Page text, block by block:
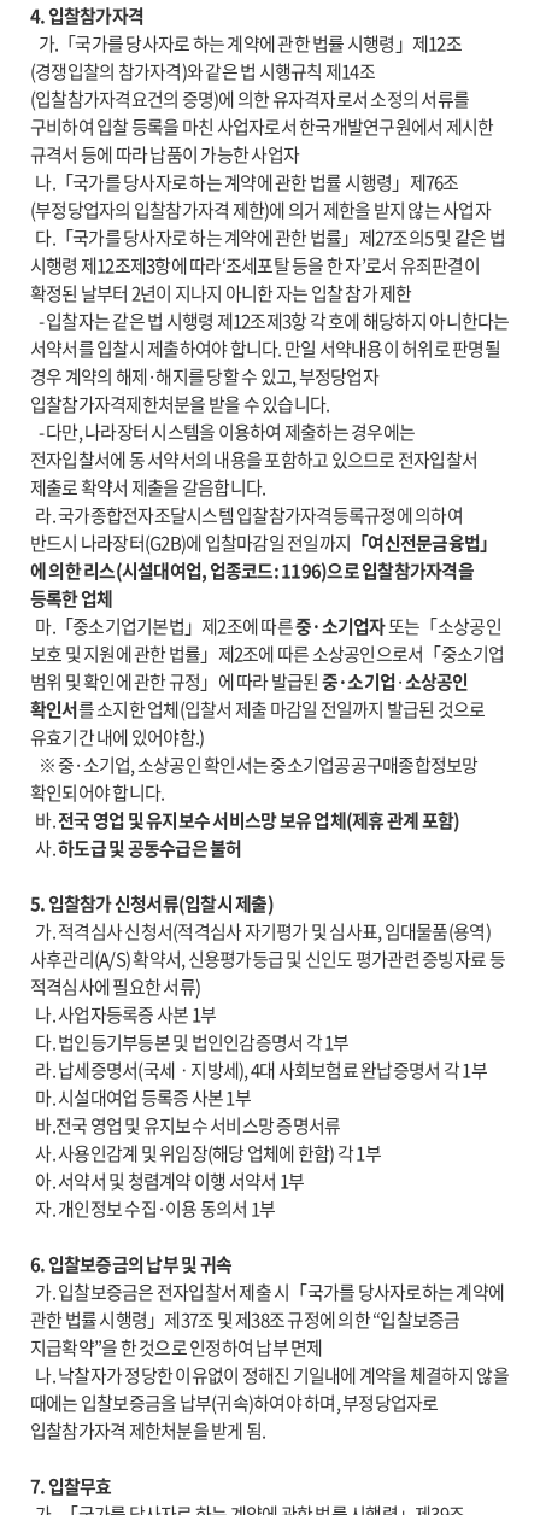
4. 입찰참가자격
가.「국가를 당사자로 하는 계약에 관한 법률 시행령」제12조
(경쟁입찰의 참가자격)와 같은 법 시행규칙 제14조
(입찰참가자격요건의 증명)에 의한 유자격자로서 소정의 서류를
구비하여 입찰 등록을 마친 사업자로서 한국개발연구원에서 제시한
규격서 등에 따라 납품이 가능한 사업자
나.「국가를 당사자로 하는 계약에 관한 법률 시행령」제76조
(부정당업자의 입찰참가자격 제한)에 의거 제한을 받지 않는 사업자
다.「국가를 당사자로 하는 계약에 관한 법률」제27조의5 및 같은 법
시행령 제12조제3항에 따라‘조세포탈 등을 한 자’로서 유죄판결이
확정된 날부터 2년이 지나지 아니한 자는 입찰 참가 제한
- 입찰자는 같은 법 시행령 제12조제3항 각 호에 해당하지 아니한다는
서약서를 입찰시 제출하여야 합니다. 만일 서약내용이 허위로 판명될
경우 계약의 해제·해지를 당할 수 있고, 부정당업자
입찰참가자격제한처분을 받을 수 있습니다.
- 다만, 나라장터 시스템을 이용하여 제출하는 경우에는
전자입찰서에 동 서약서의 내용을 포함하고 있으므로 전자입찰서
제출로 확약서 제출을 갈음합니다.
라. 국가종합전자조달시스템 입찰참가자격등록규정에 의하여
반드시 나라장터(G2B)에 입찰마감일 전일까지 「여신전문금융법」
에 의한 리스(시설대여업, 업종코드: 1196)으로 입찰참가자격을
등록한 업체
마.「중소기업기본법」제2조에 따른중·소기업자또는「소상공인
보호 및 지원에 관한 법률」제2조에 따른 소상공인으로서「중소기업
범위 및 확인에 관한 규정」에 따라 발급된중·소기업·소상공인
확인서를 소지한 업체(입찰서 제출 마감일 전일까지 발급된 것으로
유효기간 내에 있어야함.)
※ 중·소기업, 소상공인 확인서는 중소기업공공구매종합정보망
확인되어야 합니다.
바.전국 영업 및 유지보수 서비스망 보유 업체(제휴 관계 포함)
사.하도급 및 공동수급은 불허
5. 입찰참가 신청서류(입찰시 제출)
가. 적격심사 신청서(적격심사 자기평가 및 심사표, 임대물품(용역)
사후관리(A/S) 확약서, 신용평가등급 및 신인도 평가관련 증빙자료 등
적격심사에 필요한 서류)
나. 사업자등록증 사본 1부
다. 법인등기부등본 및 법인인감증명서 각 1부
라. 납세증명서(국세ㆍ지방세), 4대 사회보험료 완납증명서 각 1부
마. 시설대여업 등록증 사본 1부
바.전국 영업 및 유지보수 서비스망 증명서류
사. 사용인감계 및 위임장(해당 업체에 한함) 각 1부
아. 서약서 및 청렴계약 이행 서약서 1부
자. 개인정보 수집·이용 동의서 1부
6. 입찰보증금의 납부 및 귀속
가. 입찰보증금은 전자입찰서 제출 시「국가를 당사자로하는 계약에
관한 법률 시행령」제37조 및 제38조 규정에 의한 “입찰보증금
지급확약”을 한 것으로 인정하여 납부 면제
나. 낙찰자가 정당한 이유없이 정해진 기일내에 계약을 체결하지 않을
때에는 입찰보증금을 납부(귀속)하여야 하며, 부정당업자로
입찰참가자격 제한처분을 받게 됨.
7. 입찰무효